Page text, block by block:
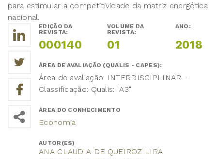
para estimular a competitividade da matriz energética
nacional.
EDIÇÃO DA
REVISTA:
000140
VOLUME DA
REVISTA:
01
ANO:
2018
ÁREA DE AVALIAÇÃO (QUALIS - CAPES):
Área de avaliação: INTERDISCIPLINAR -
Classificação: Qualis: "A3"
ÁREA DO CONHECIMENTO
Economia
AUTOR(ES)
ANA CLAUDIA DE QUEIROZ LIRA